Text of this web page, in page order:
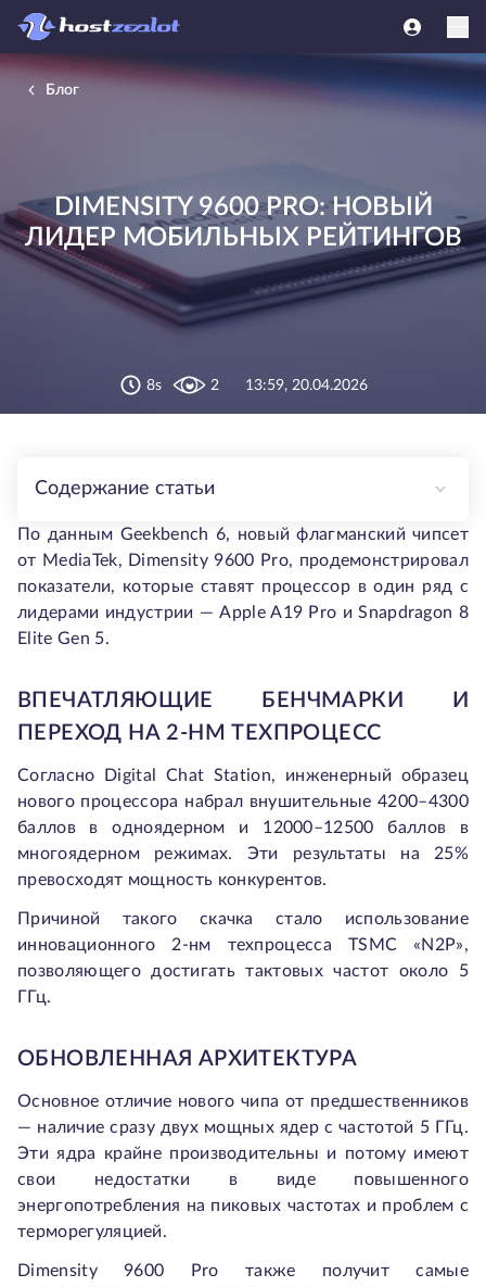
Блог
DIMENSITY 9600 PRO: НОВЫЙ
ЛИДЕР МОБИЛЬНЫХ РЕЙТИНГОВ
8s 2 13:59, 20.04.2026
Содержание статьи
По данным Geekbench 6, новый флагманский чипсет
от MediaTek, Dimensity 9600 Pro, продемонстрировал
показатели, которые ставят процессор в один ряд с
лидерами индустрии — Apple A19 Pro и Snapdragon 8
Elite Gen 5.
ВПЕЧАТЛЯЮЩИЕ БЕНЧМАРКИ И
ПЕРЕХОД НА 2-НМ ТЕХПРОЦЕСС
Согласно Digital Chat Station, инженерный образец
нового процессора набрал внушительные 4200–4300
баллов в одноядерном и 12000–12500 баллов в
многоядерном режимах. Эти результаты на 25%
превосходят мощность конкурентов.
Причиной такого скачка стало использование
инновационного 2-нм техпроцесса TSMC «N2P»,
позволяющего достигать тактовых частот около 5
ГГц.
ОБНОВЛЕННАЯ АРХИТЕКТУРА
Основное отличие нового чипа от предшественников
— наличие сразу двух мощных ядер с частотой 5 ГГц.
Эти ядра крайне производительны и потому имеют
свои недостатки в виде повышенного
энергопотребления на пиковых частотах и проблем с
терморегуляцией.
Dimensity 9600 Pro также получит самые